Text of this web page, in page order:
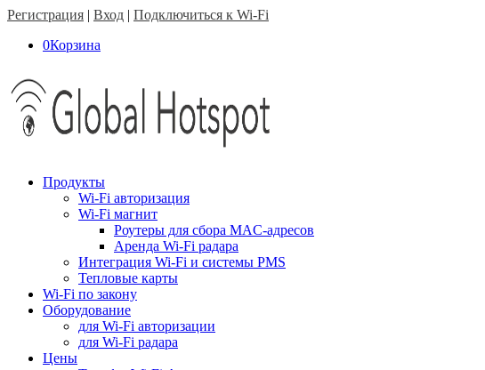
Регистрация | Вход | Подключиться к Wi-Fi
0Корзина
Продукты
Wi-Fi авторизация
Wi-Fi магнит
Роутеры для сбора MAC-адресов
Аренда Wi-Fi радара
Интеграция Wi-Fi и системы PMS
Тепловые карты
Wi-Fi по закону
Оборудование
для Wi-Fi авторизации
для Wi-Fi радара
Цены